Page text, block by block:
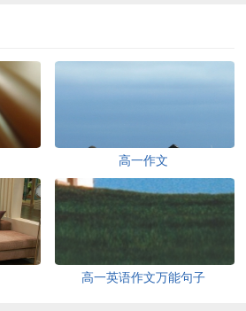
高一作文
高一英语作文万能句子